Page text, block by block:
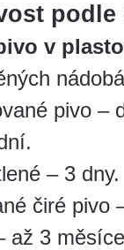
podle
v
pivo –
– 3 dny.
čiré pivo
až 3